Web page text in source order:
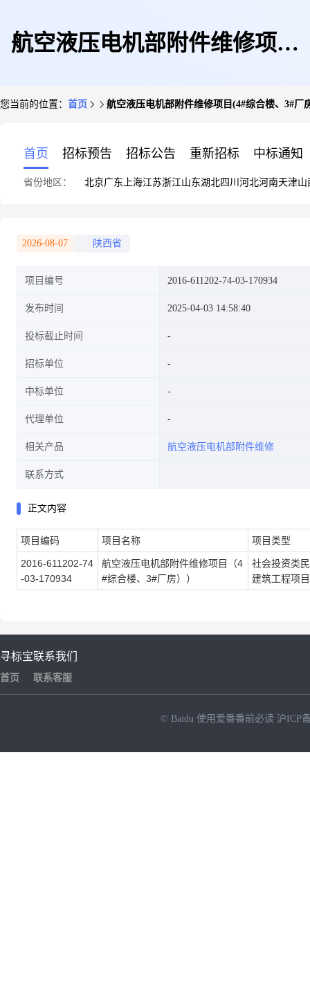
航空液压电机部附件维修项目
您当前的位置： 首页 航空液压电机部附件维修项目(4#综合楼、3#厂
首页 招标预告 招标公告 重新招标 中标通知
省份地区： 北京广东 上海江苏浙江山东湖北四川 河北河南天津山
2026-08-07 陕西省
项目编号 2016-611202-74-03-170934
发布时间 2025-04-03 14:58:40
投标截止时间
招标单位
中标单位
代理单位
相关产品 航空液压电机部附件维修
联系方式
正文内容
项目编码 项目名称 项目类型
2016-611202-74
-03-170934
航空液压电机部附件维修项目（4
#综合楼、3#厂房））
社会投资类
建筑工程项目
寻标宝
首页
联系我们
联系客服
© Baidu 使用爱番番前必读 沪ICP